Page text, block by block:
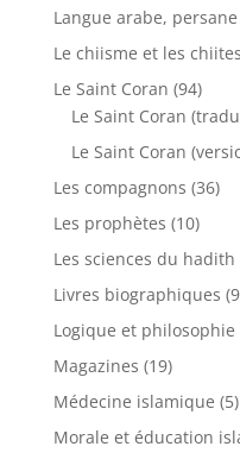
Langue arabe,
Le chiisme et les chiites
Le Saint Coran (94)
Le Saint Coran
Le Saint Coran
Les compagnons (36)
Les prophètes (10)
Les sciences du hadith
Livres biographiques
Logique et
Magazines (19)
Médecine islamique (5)
Morale et éducation